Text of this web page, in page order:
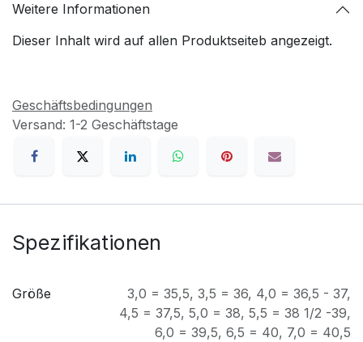
Weitere Informationen
Dieser Inhalt wird auf allen Produktseiteb angezeigt.
Geschäftsbedingungen
Versand: 1-2 Geschäftstage
Spezifikationen
Größe 3,0 = 35,5, 3,5 = 36, 4,0 = 36,5 - 37,
4,5 = 37,5, 5,0 = 38, 5,5 = 38 1/2 -39,
6,0 = 39,5, 6,5 = 40, 7,0 = 40,5